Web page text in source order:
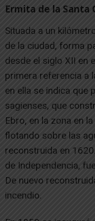
Ermita de la Santa
Situada a un
de la ciudad, forma
desde el siglo XII en
primera referencia a
en ella se indica que
sagienses, que
Ebro, en la zona en
flotando sobre las
reconstruida en
de Independencia,
De nuevo
incendio.